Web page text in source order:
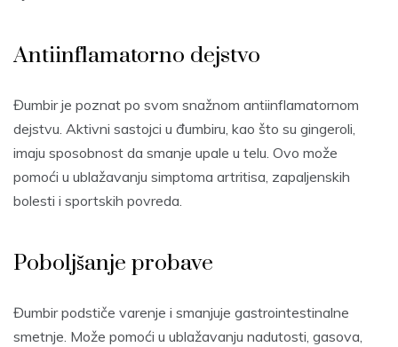
Antiinflamatorno dejstvo
Đumbir je poznat po svom snažnom antiinflamatornom
dejstvu. Aktivni sastojci u đumbiru, kao što su gingeroli,
imaju sposobnost da smanje upale u telu. Ovo može
pomoći u ublažavanju simptoma artritisa, zapaljenskih
bolesti i sportskih povreda.
Poboljšanje probave
Đumbir podstiče varenje i smanjuje gastrointestinalne
smetnje. Može pomoći u ublažavanju nadutosti, gasova,